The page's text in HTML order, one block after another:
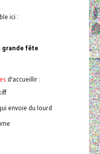
ici :
grande fête
d'accueillir :
envoie du lourd